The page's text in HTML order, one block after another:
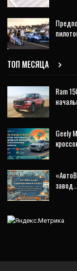
ТОП МЕСЯЦА
Ram
Geely
завод…